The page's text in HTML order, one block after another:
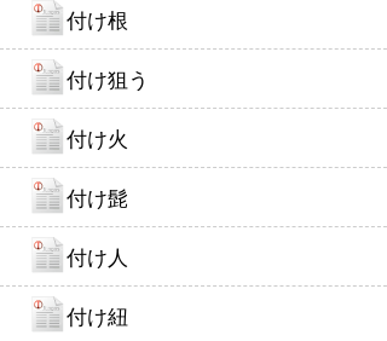
付け根
付け狙う
付け火
付け髭
付け人
付け紐